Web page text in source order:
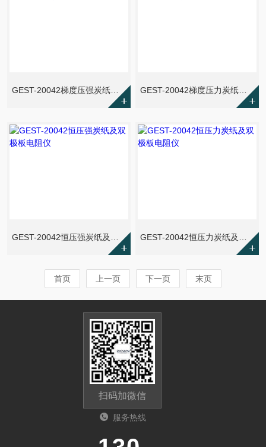
GEST-20042恒压强炭纸及双极板电阻仪 GEST-20042恒压力炭纸及双极板电阻仪
首页 上一页 下一页 末页
扫码加微信
服务热线